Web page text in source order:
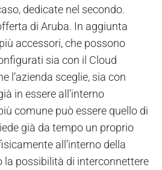
dedicate nel secondo.
di Aruba. In aggiunta
accessori, che possono
sia con il Cloud
l’azienda sceglie, sia con
in essere all’interno
comune può essere quello di
già da tempo un proprio
all’interno della
la possibilità di interconnettere